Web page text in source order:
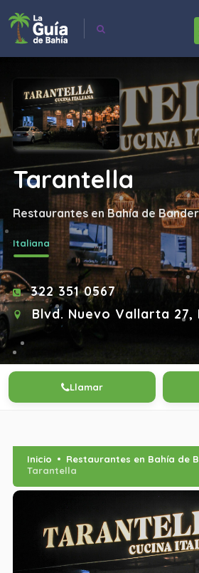
Tarantella
Restaurantes en Bahía de
Italiana
322 351 0567
Blvd. Nuevo Vallarta
Llamar
Inicio
Restaurantes en Bahía de
Tarantella